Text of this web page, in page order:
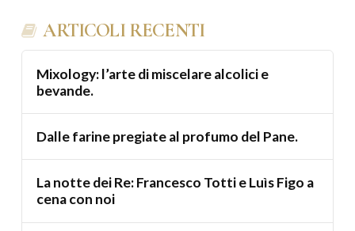
ARTICOLI RECENTI
Mixology: l’arte di miscelare alcolici e
bevande.
Dalle farine pregiate al profumo del Pane.
La notte dei Re: Francesco Totti e Luìs Figo a
cena con noi